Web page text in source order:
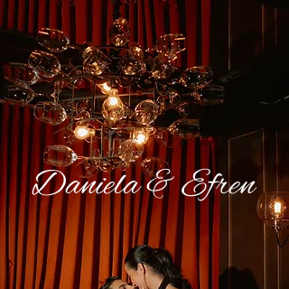
Daniela & Efren